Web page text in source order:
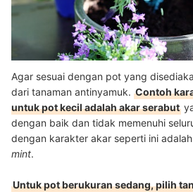
Agar sesuai dengan pot yang
dari tanaman antinyamuk. Contoh
untuk pot kecil adalah akar serabut
dengan baik dan tidak memenuhi
dengan karakter akar seperti ini
mint.
Untuk pot berukuran sedang, pilih